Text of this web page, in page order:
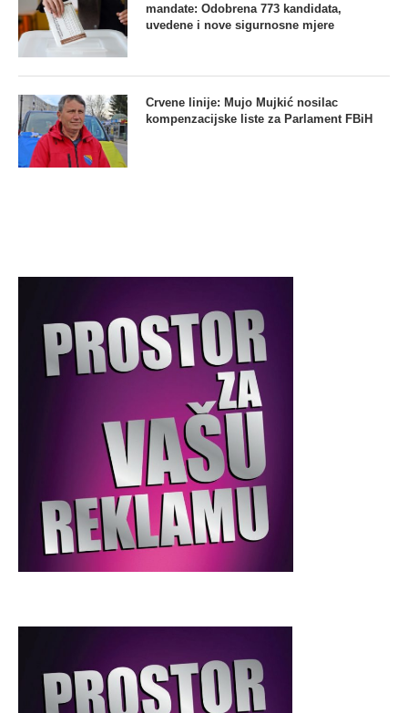
mandate: Odobrena 773 kandidata,
uvedene i nove sigurnosne mjere
Crvene linije: Mujo Mujkić nosilac
kompenzacijske liste za Parlament FBiH